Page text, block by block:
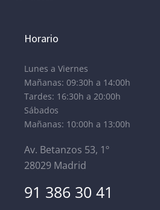
Horario
Lunes a Viernes
Mañanas: 09:30h a 14:00h
Tardes: 16:30h a 20:00h
Sábados
Mañanas: 10:00h a 13:00h
Av. Betanzos 53, 1º
28029 Madrid
91 386 30 41